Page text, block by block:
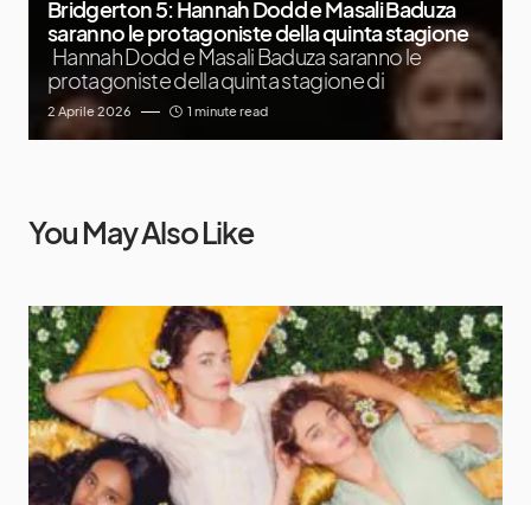
Bridgerton 5: Hannah Dodd e Masali Baduza
saranno le protagoniste della quinta stagione
Hannah Dodd e Masali Baduza saranno le
protagoniste della quinta stagione di
2 Aprile 2026 1 minute read
You May Also Like